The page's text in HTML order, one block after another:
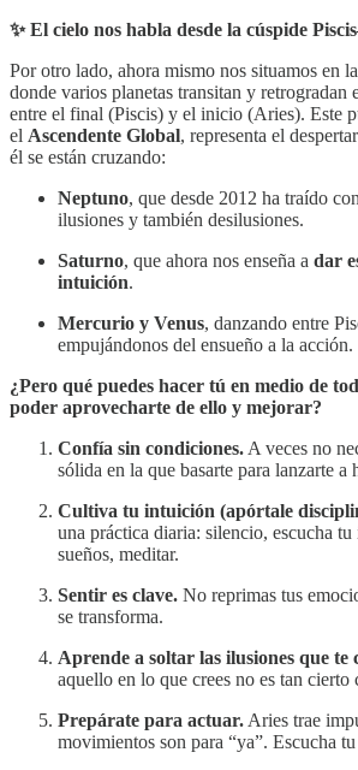
✨ El cielo nos habla desde la cúspide
Por otro lado, ahora mismo nos situamos en
donde varios planetas transitan y retrogradan
entre el final (Piscis) y el inicio (Aries). Este
el Ascendente Global, representa el
él se están cruzando:
Neptuno, que desde 2012 ha traído
ilusiones y también desilusiones.
Saturno, que ahora nos enseña a dar
intuición.
Mercurio y Venus, danzando entre
empujándonos del ensueño a la acción.
¿Pero qué puedes hacer tú en medio de
poder aprovecharte de ello y mejorar?
Confía sin condiciones. A veces no
sólida en la que basarte para lanzarte a
Cultiva tu intuición (apórtale
una práctica diaria: silencio, escucha
sueños, meditar.
Sentir es clave. No reprimas tus
se transforma.
Aprende a soltar las ilusiones que te
aquello en lo que crees no es tan cierto
Prepárate para actuar. Aries trae
movimientos son para “ya”. Escucha